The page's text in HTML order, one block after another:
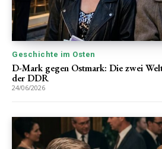
Geschichte im Osten
D-Mark gegen Ostmark: Die zwei
der DDR
24/06/2026